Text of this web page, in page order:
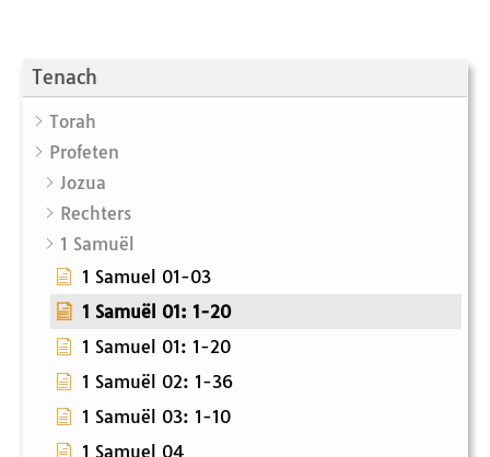
Tenach
Torah
Profeten
Jozua
Rechters
1 Samuël
1 Samuel 01-03
1 Samuël 01: 1-20
1 Samuel 01: 1-20
1 Samuël 02: 1-36
1 Samuël 03: 1-10
1 Samuel 04